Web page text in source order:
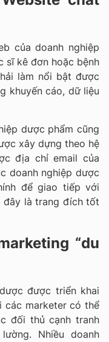
của doanh nghiệp
sĩ kê đơn hoặc bệnh
làm nổi bật được
khuyến cáo, dữ liệu
dược phẩm cũng
xây dựng theo hệ
địa chỉ email của
doanh nghiệp dược
để giao tiếp với
đây là trang đích tốt
“du
được triển khai
các marketer có thể
đối thủ cạnh tranh
Nhiều doanh